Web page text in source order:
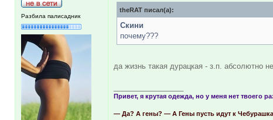
Разбила палисадник
theRAT писал(а):
Скини
почему???
да жизнь такая дурацкая - з.п. абсолютно
Привет, я крутая одежда, но у меня нет твоего
— Да? А гены? — А Гены пусть идут к